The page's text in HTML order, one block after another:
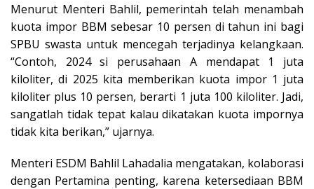
Menurut Menteri Bahlil, pemerintah telah menambah
kuota impor BBM sebesar 10 persen di tahun ini bagi
SPBU swasta untuk mencegah terjadinya kelangkaan.
“Contoh, 2024 si perusahaan A mendapat 1 juta
kiloliter, di 2025 kita memberikan kuota impor 1 juta
kiloliter plus 10 persen, berarti 1 juta 100 kiloliter. Jadi,
sangatlah tidak tepat kalau dikatakan kuota impornya
tidak kita berikan,” ujarnya.
Menteri ESDM Bahlil Lahadalia mengatakan, kolaborasi
dengan Pertamina penting, karena ketersediaan BBM